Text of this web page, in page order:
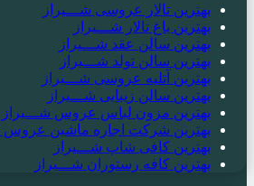
بهترین تالار عروسی شـــیراز
بهترین باغ تالار شـــیراز
بهترین سالن عقد شـــیراز
بهترین سالن تولد شـــیراز
بهترین آتلیه عروسی شـــیراز
بهترین سالن زیبایی شـــیراز
بهترین مزون لباس عروس شـــیراز
بهترین شرکت اجاره ماشین عروس
بهترین کافی شاپ شـــیراز
بهترین کافه رستوران شـــیراز